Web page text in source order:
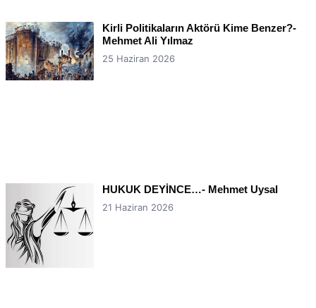
Kirli Politikaların Aktörü Kime Benzer?-
Mehmet Ali Yılmaz
25 Haziran 2026
HUKUK DEYİNCE…- Mehmet Uysal
21 Haziran 2026